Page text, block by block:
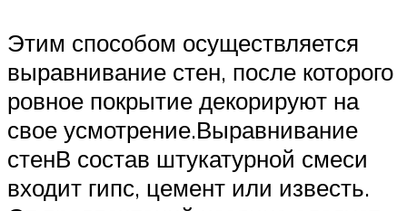
Этим способом осуществляется
выравнивание стен, после которого
ровное покрытие декорируют на
свое усмотрение.Выравнивание
стенВ состав штукатурной смеси
входит гипс, цемент или известь.